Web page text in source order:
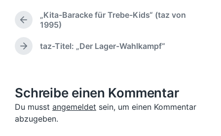
t
c
g
s
d
a
n
i
i
n
a
g
ö
r
V
r
h
g
e
r
B
„Kita-Baracke für Trebe-Kids“ (taz von
1995)
N
s
t
e
r
taz-Titel: „Der Lager-Wahlkampf“
Schreibe einen Kommentar
Du musst angemeldet sein, um einen Kommentar
abzugeben.